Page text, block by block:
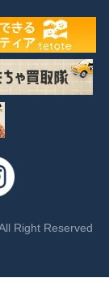
Right Reserved